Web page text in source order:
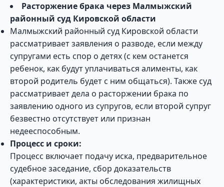
Расторжение брака через Малмыжский
районный суд Кировской области
Малмыжский районный суд Кировской области
рассматривает заявления о разводе, если между
супругами есть спор о детях (с кем останется
ребенок, как будут уплачиваться алименты, как
второй родитель будет с ним общаться). Также суд
рассматривает дела о расторжении брака по
заявлению одного из супругов, если второй супруг
безвестно отсутствует или признан
недееспособным.
Процесс и сроки:
Процесс включает подачу иска, предварительное
судебное заседание, сбор доказательств
(характеристики, акты обследования жилищных